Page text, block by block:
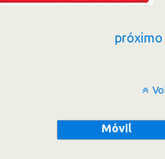
próximo
Móvil